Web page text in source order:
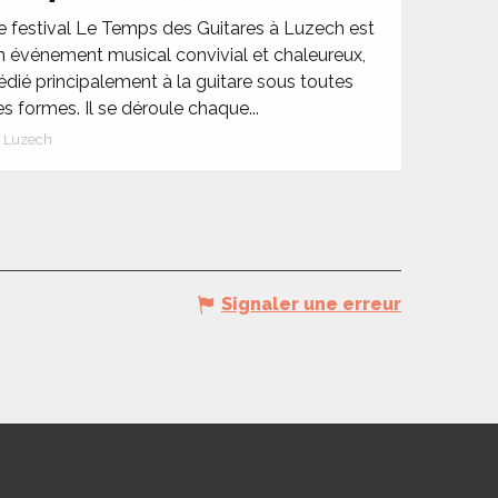
festival Le Temps des Guitares à Luzech est
événement musical convivial et chaleureux,
principalement à la guitare sous toutes
formes. Il se déroule chaque...
Luzech
Signaler une erreur